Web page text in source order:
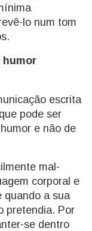
lo num tom
humor
escrita
pode ser
e não de
mal-
corporal e
quando a sua
pretendia. Por
se dentro